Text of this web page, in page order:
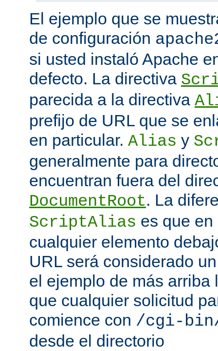
El ejemplo que se
de configuración
si usted instaló Apache
defecto. La directiva
parecida a la directiva
prefijo de URL que se
en particular. Alias y
generalmente para
encuentran fuera del
DocumentRoot. La
ScriptAlias es que en
cualquier elemento
URL será considerado
el ejemplo de más arriba
que cualquier solicitud
comience con /cgi-
desde el directorio